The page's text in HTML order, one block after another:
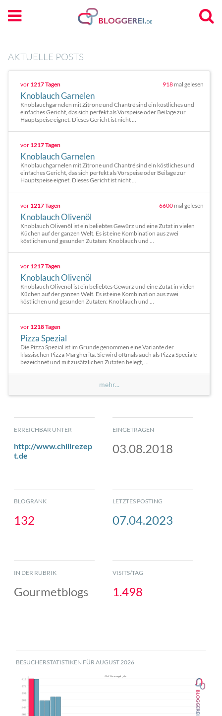
AKTUELLE POSTS
vor 1217 Tagen 918 mal gelesen
Knoblauch Garnelen
Knoblauchgarnelen mit Zitrone und Chantré sind ein köstliches und
einfaches Gericht, das sich perfekt als Vorspeise oder Beilage zur
Hauptspeise eignet. Dieses Gericht ist nicht ...
vor 1217 Tagen
Knoblauch Garnelen
Knoblauchgarnelen mit Zitrone und Chantré sind ein köstliches und
einfaches Gericht, das sich perfekt als Vorspeise oder Beilage zur
Hauptspeise eignet. Dieses Gericht ist nicht ...
vor 1217 Tagen 6600 mal gelesen
Knoblauch Olivenöl
Knoblauch Olivenöl ist ein beliebtes Gewürz und eine Zutat in vielen
Küchen auf der ganzen Welt. Es ist eine Kombination aus zwei
köstlichen und gesunden Zutaten: Knoblauch und ...
vor 1217 Tagen
Knoblauch Olivenöl
Knoblauch Olivenöl ist ein beliebtes Gewürz und eine Zutat in vielen
Küchen auf der ganzen Welt. Es ist eine Kombination aus zwei
köstlichen und gesunden Zutaten: Knoblauch und ...
vor 1218 Tagen
Pizza Spezial
Die Pizza Spezial ist im Grunde genommen eine Variante der
klassischen Pizza Margherita. Sie wird oftmals auch als Pizza Speciale
bezeichnet und mit zusätzlichen Zutaten belegt, ...
mehr...
ERREICHBAR UNTER
http://www.chilirezep
t.de
EINGETRAGEN
03.08.2018
BLOGRANK
132
LETZTES POSTING
07.04.2023
IN DER RUBRIK
Gourmetblogs
VISITS/TAG
1.498
BESUCHERSTATISTIKEN FÜR AUGUST 2026